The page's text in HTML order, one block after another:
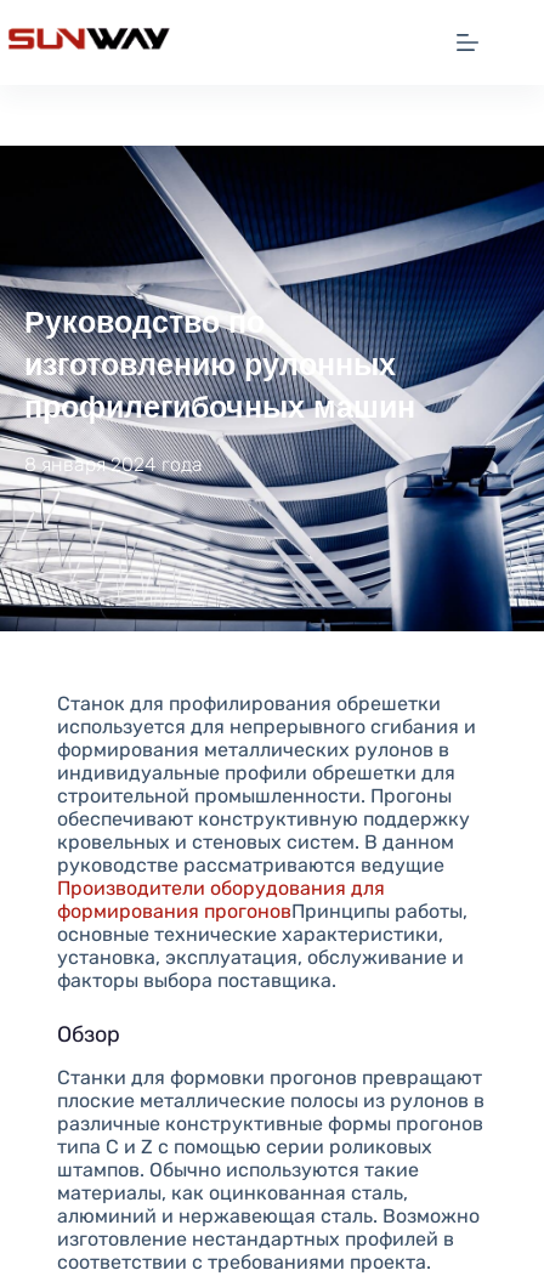
Руководство по
изготовлению рулонных
профилегибочных машин
8 января 2024 года
Станок для профилирования обрешетки
используется для непрерывного сгибания и
формирования металлических рулонов в
индивидуальные профили обрешетки для
строительной промышленности. Прогоны
обеспечивают конструктивную поддержку
кровельных и стеновых систем. В данном
руководстве рассматриваются ведущие
Производители оборудования для
формирования прогоновПринципы работы,
основные технические характеристики,
установка, эксплуатация, обслуживание и
факторы выбора поставщика.
Обзор
Станки для формовки прогонов превращают
плоские металлические полосы из рулонов в
различные конструктивные формы прогонов
типа C и Z с помощью серии роликовых
штампов. Обычно используются такие
материалы, как оцинкованная сталь,
алюминий и нержавеющая сталь. Возможно
изготовление нестандартных профилей в
соответствии с требованиями проекта.